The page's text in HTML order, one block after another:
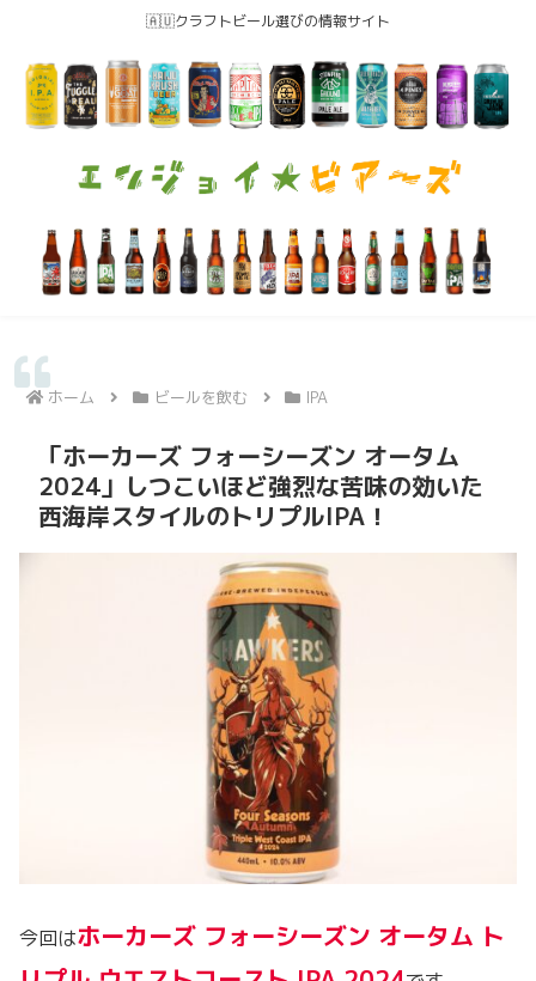
🇦🇺クラフトビール選びの情報サイト
ホーム ビールを飲む IPA
「ホーカーズ フォーシーズン オータム
2024」しつこいほど強烈な苦味の効いた
西海岸スタイルのトリプルIPA！
今回はホーカーズ フォーシーズン オータム ト